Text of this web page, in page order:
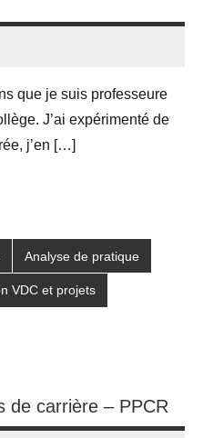
que je suis professeure
J’ai expérimenté de
j’en […]
Analyse de pratique
VDC et projets
de carrière – PPCR